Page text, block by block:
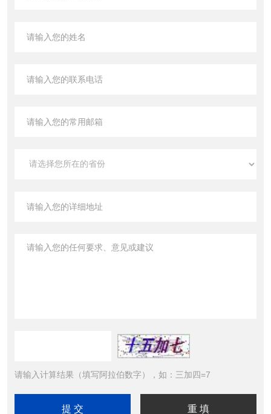
请输入计算结果（填写阿拉伯数字），如：三加四=7